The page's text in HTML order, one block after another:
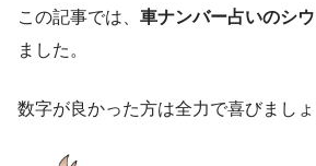
この記事では、 車ナンバー占いのシ
ました。
数字が良かった方は全力で喜びましょ